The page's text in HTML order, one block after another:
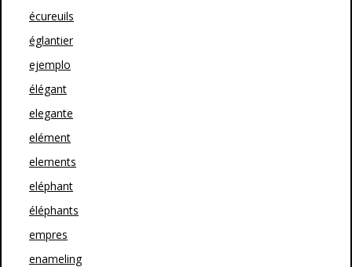
écureuils
églantier
ejemplo
élégant
elegante
elément
elements
eléphant
éléphants
empres
enameling